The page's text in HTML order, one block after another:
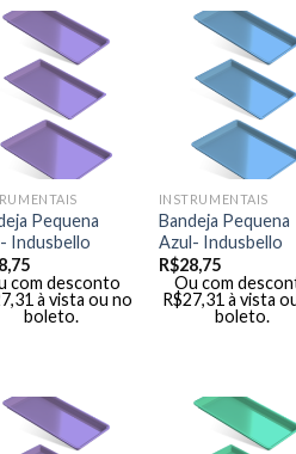
Pequena
Indusbello
com desconto
à vista ou no
boleto.
INSTRUMENTAIS
Bandeja Pequena
Azul- Indusbello
R$28,75
Ou com
R$27,31 à vista
boleto.